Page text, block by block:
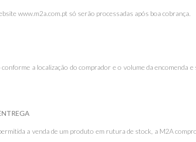
www.m2a.com.pt só serão processadas após boa cobrança.
a localização do comprador e o volume da encomenda
a venda de um produto em rutura de stock, a M2A